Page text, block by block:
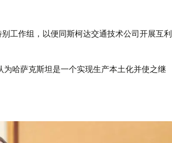
工作组，以便同斯柯达交通技术公司开展互利
哈萨克斯坦是一个实现生产本土化并使之继